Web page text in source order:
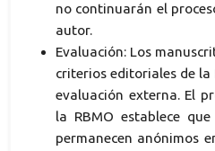
no continuarán el
autor.
Evaluación: Los
criterios editoriales de la
evaluación externa. El
la RBMO establece
permanecen anónimos